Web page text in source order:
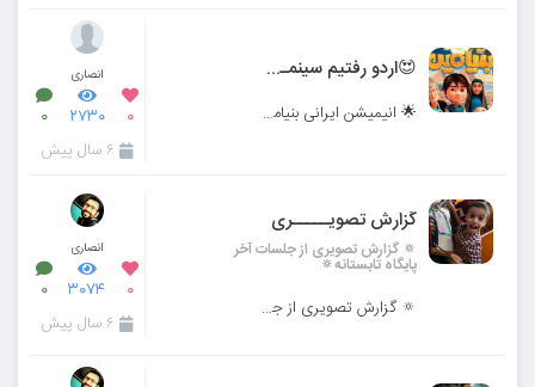
😍اردو رفتیم سینمـــــــــا 😍
🌟 انیمیشن ایرانی بنیامین 🌟
انصاری
۰ ۲۷۳۰ ۰
۶ سال پیش
گزارش تصویـــــری
🔅 گزارش تصویری از جلسات آخر
پایگاه تابستانه🔅
🔅 گزارش تصویری از جلسات آخر پایگاه تابستانه🔅
انصاری
۰ ۳۰۷۴ ۰
۶ سال پیش